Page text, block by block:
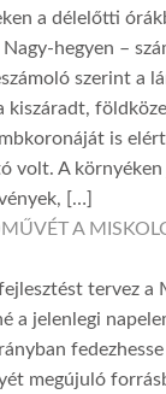
a délelőtti
Nagy-hegyen –
szerint a
kiszáradt,
is
volt. A környéken
[…]
A
tervez a
a jelenlegi
megújuló